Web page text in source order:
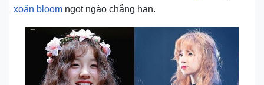
xoăn bloom ngọt ngào chẳng hạn.